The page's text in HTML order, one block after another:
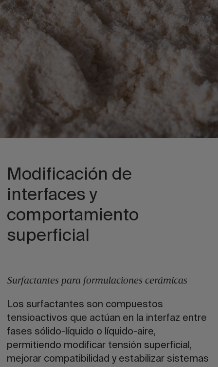
Modificación de
interfaces y
comportamiento
superficial
Surfactantes para formulaciones cerámicas
Los surfactantes son compuestos
tensioactivos que actúan en la interfaz entre
fases sólido-líquido o líquido-aire,
permitiendo modificar tensión superficial,
mejorar compatibilidad y estabilizar sistemas